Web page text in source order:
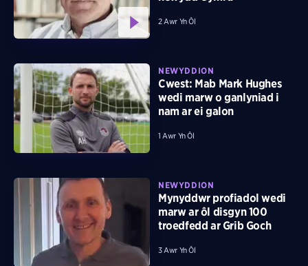
2 Awr Yn Ôl
NEWYDDION
Cwest: Mab Mark Hughes
wedi marw o ganlyniad i
nam ar ei galon
1 Awr Yn Ôl
NEWYDDION
Mynyddwr profiadol wedi
marw ar ôl disgyn 100
troedfedd ar Grib Goch
3 Awr Yn Ôl